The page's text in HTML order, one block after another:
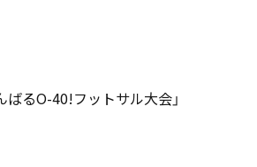
るO-40!フットサル大会」